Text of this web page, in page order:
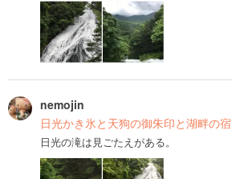
nemojin
日光かき氷と天狗の御朱印と湖畔の宿
日光の滝は見ごたえがある。